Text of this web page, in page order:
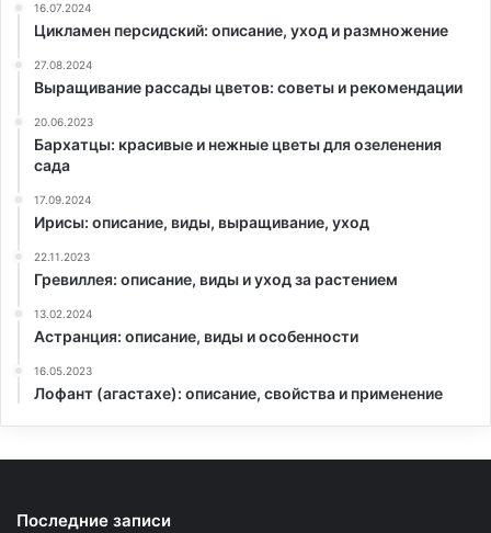
16.07.2024
Цикламен персидский: описание, уход и размножение
27.08.2024
Выращивание рассады цветов: советы и рекомендации
20.06.2023
Бархатцы: красивые и нежные цветы для озеленения
сада
17.09.2024
Ирисы: описание, виды, выращивание, уход
22.11.2023
Гревиллея: описание, виды и уход за растением
13.02.2024
Астранция: описание, виды и особенности
16.05.2023
Лофант (агастахе): описание, свойства и применение
Последние записи